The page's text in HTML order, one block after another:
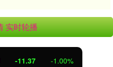
实时轮播
-11.37 -1.00%